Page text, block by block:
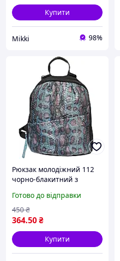
Купити
Mikki 98%
Рюкзак молодіжний 112
чорно-блакитний з
Готово до відправки
364.50₴
450 ₴
Купити